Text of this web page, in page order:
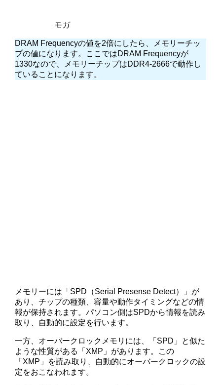
モガ
DRAM Frequencyの値を2倍にしたら、メモリーチッ
プの値になります。ここではDRAM Frequencyが
1330なので、メモリーチップはDDR4-2666で動作し
ていることになります。
メモリーには「SPD（Serial Presense Detect）」が
あり、チップの種類、容量や動作タイミングなどの情
報が保持されます。パソコン側はSPDから情報を読み
取り、自動的に設定を行います。
一方、オーバークロックメモリには、「SPD」と似た
ような性質がある「XMP」があります。この
「XMP」を読み取り、自動的にオーバークロックの設
定をおこなわれます。